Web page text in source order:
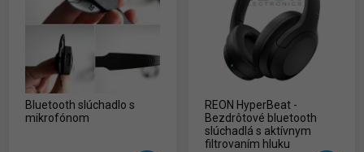
Bluetooth slúchadlo s
mikrofónom
REON HyperBeat -
Bezdrôtové bluetooth
slúchadlá s aktívnym
filtrovaním hluku